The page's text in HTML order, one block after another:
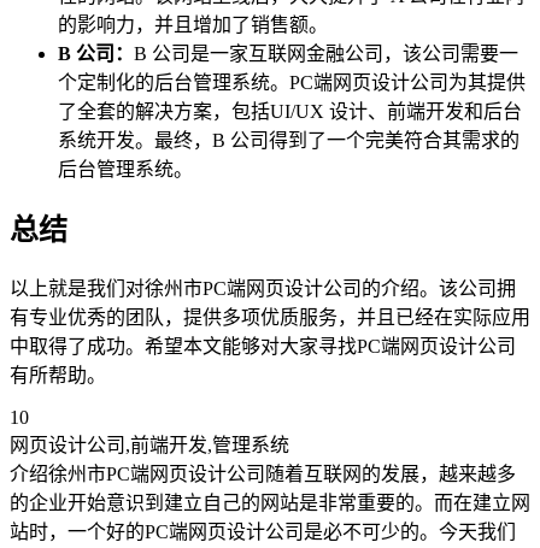
的影响力，并且增加了销售额。
B 公司： B 公司是一家互联网金融公司，该公司需要一
个定制化的后台管理系统。PC端网页设计公司为其提供
了全套的解决方案，包括UI/UX 设计、前端开发和后台
系统开发。最终，B 公司得到了一个完美符合其需求的
后台管理系统。
总结
以上就是我们对徐州市PC端网页设计公司的介绍。该公司拥
有专业优秀的团队，提供多项优质服务，并且已经在实际应用
中取得了成功。希望本文能够对大家寻找PC端网页设计公司
有所帮助。
10
网页设计公司,前端开发,管理系统
介绍徐州市PC端网页设计公司随着互联网的发展，越来越多
的企业开始意识到建立自己的网站是非常重要的。而在建立网
站时，一个好的PC端网页设计公司是必不可少的。今天我们